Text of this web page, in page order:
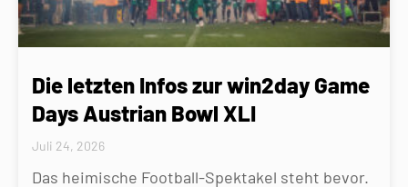
Die letzten Infos zur win2day Game
Days Austrian Bowl XLI
Juli 24, 2026
Das heimische Football-Spektakel steht bevor.